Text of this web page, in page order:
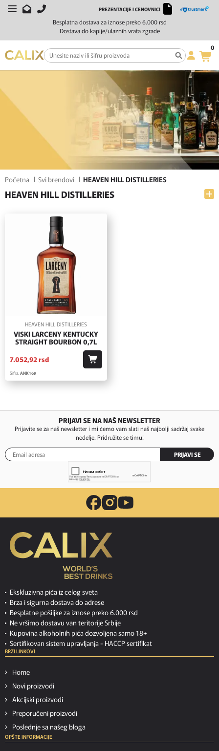
Besplatna dostava za iznose preko 6.000 rsd
Dostava do kapije/ulaznih vrata zgrade
PREZENTACIJE I CENOVNICI
0
Početna Svi brendovi HEAVEN HILL DISTILLERIES
HEAVEN HILL DISTILLERIES
FILTERI
SORTIRAJ
HEAVEN HILL DISTILLERIES
VISKI LARCENY KENTUCKY
STRAIGHT BOURBON 0,7L
7.052,92rsd
Šifra:ANK169
PRIJAVI SE NA NAŠ NEWSLETTER
Prijavite se za naš newsletter i mi ćemo vam slati naš najbolji sadržaj svake
nedelje. Pridružite se timu!
PRIJAVI SE
Ekskluzivna pića iz celog sveta
Brza i sigurna dostava do adrese
Besplatne pošiljke za iznose preko 6.000 rsd
Ne vršimo dostavu van teritorije Srbije
Kupovina alkoholnih pića dozvoljena samo 18+
Sertifikovan sistem upravljanja - HACCP sertifikat
BRZI LINKOVI
Home
Novi proizvodi
Akcijski proizvodi
Preporučeni proizvodi
Poslednje sa našeg bloga
OPŠTE INFORMACIJE